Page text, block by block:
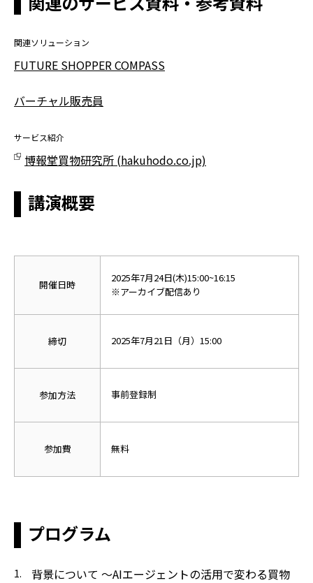
関連ソリューション
FUTURE SHOPPER COMPASS
バーチャル販売員
サービス紹介
博報堂買物研究所 (hakuhodo.co.jp)
講演概要
開催日時
2025年7月24日(木)15:00~16:15
※アーカイブ配信あり
締切 2025年7月21日（月）15:00
参加方法 事前登録制
参加費 無料
プログラム
背景について ～AIエージェントの活用で変わる買物